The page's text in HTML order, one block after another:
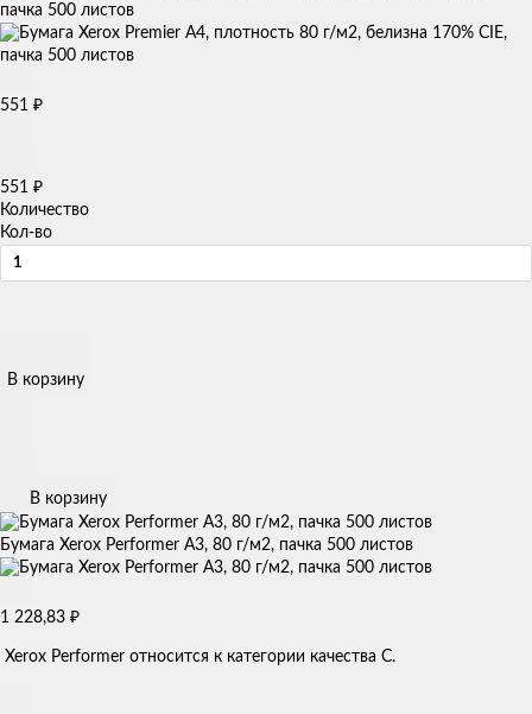
пачка 500 листов
551 ₽
551 ₽
Количество
Кол-во
В корзину
В корзину
Бумага Xerox Performer А3, 80 г/м2, пачка 500 листов
1 228,83 ₽
Xerox Performer относится к категории качества C.